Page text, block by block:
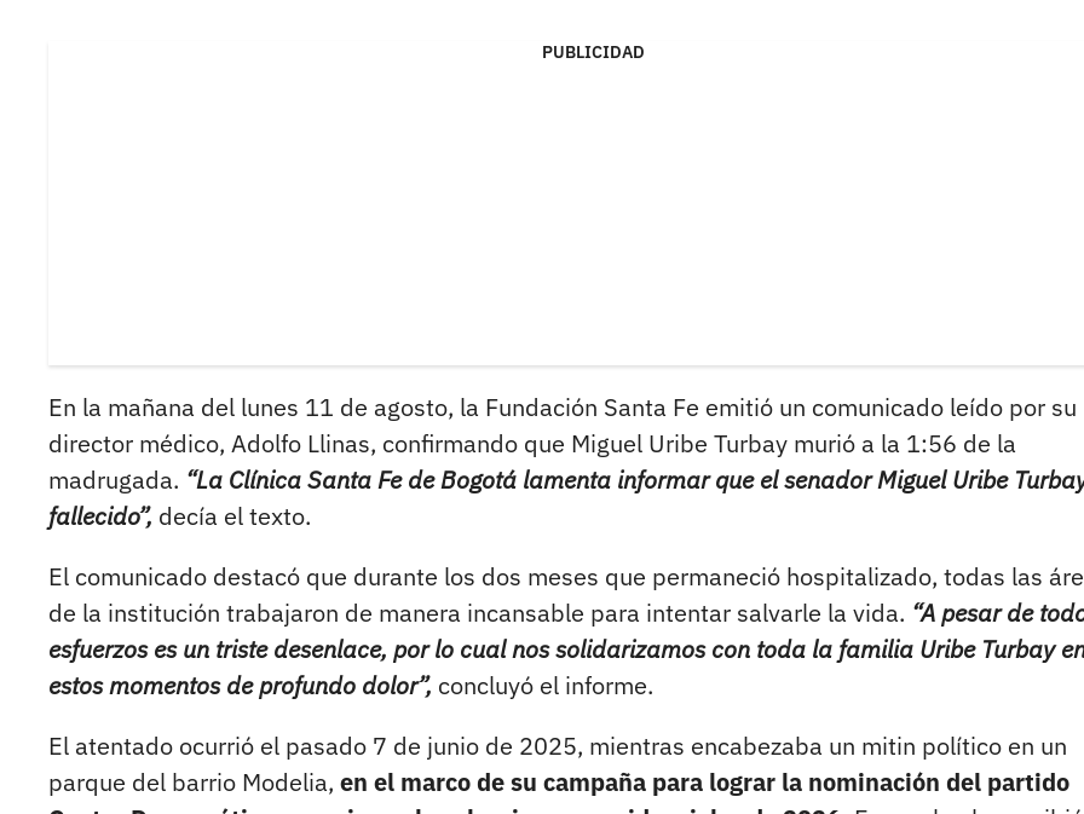
PUBLICIDAD
En la mañana del lunes 11 de agosto, la Fundación Santa Fe emitió un comunicado leído por su
director médico, Adolfo Llinas, confirmando que Miguel Uribe Turbay murió a la 1:56 de la
madrugada. “La Clínica Santa Fe de Bogotá lamenta informar que el senador Miguel Uribe
fallecido”, decía el texto.
El comunicado destacó que durante los dos meses que permaneció hospitalizado, todas las
de la institución trabajaron de manera incansable para intentar salvarle la vida. “A pesar de
esfuerzos es un triste desenlace, por lo cual nos solidarizamos con toda la familia Uribe Turbay
estos momentos de profundo dolor”, concluyó el informe.
El atentado ocurrió el pasado 7 de junio de 2025, mientras encabezaba un mitin político en un
parque del barrio Modelia, en el marco de su campaña para lograr la nominación del partido